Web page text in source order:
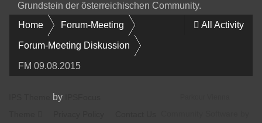
Grundstein der österreichischen Community.
All Activity
Home Forum-Meeting
Forum-Meeting Diskussion
FM 09.08.2015
by